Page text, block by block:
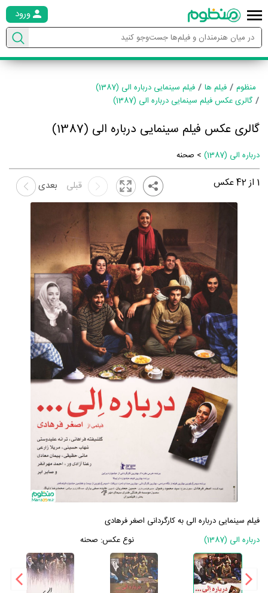
ورود
منظوم فیلم ها
فیلم سینمایی درباره الی (1387)
گالری عکس فیلم سینمایی درباره الی (1387)
گالری عکس فیلم سینمایی درباره الی (1387)
درباره الی (1387) > صحنه
1 از42عکس بعدی قبلی
فیلم سینمایی درباره الی به کارگردانی اصغر فرهادی
درباره الی (1387)
نوع عکس: صحنه